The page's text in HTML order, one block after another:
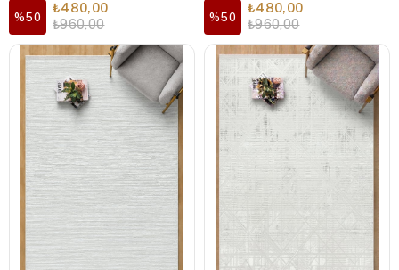
%50
₺480,00
₺960,00
%50
₺480,00
₺960,00